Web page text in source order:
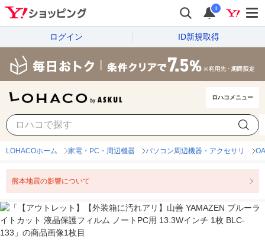
i
ログイン ID新規取得
ロハコメニュー
LOHACOホーム 家電・PC・周辺機器 パソコン周辺機器・アクセサリ
熊本地震の影響について